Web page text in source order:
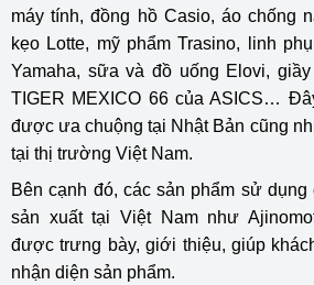
máy tính, đồng hồ Casio, áo chống
kẹo Lotte, mỹ phẩm Trasino, linh
Yamaha, sữa và đồ uống Elovi,
TIGER MEXICO 66 của ASICS…
được ưa chuộng tại Nhật Bản cũng
tại thị trường Việt Nam.
Bên cạnh đó, các sản phẩm sử dụng
sản xuất tại Việt Nam như
được trưng bày, giới thiệu, giúp
nhận diện sản phẩm.